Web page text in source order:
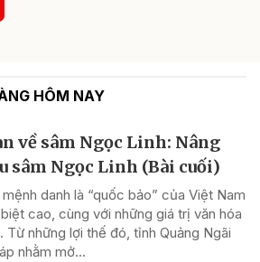
HÔM NAY
về sâm Ngọc Linh: Nâng
sâm Ngọc Linh (Bài cuối)
danh là “quốc bảo” của Việt Nam
cao, cùng với những giá trị văn hóa
những lợi thế đó, tỉnh Quảng Ngãi
nhằm mở...